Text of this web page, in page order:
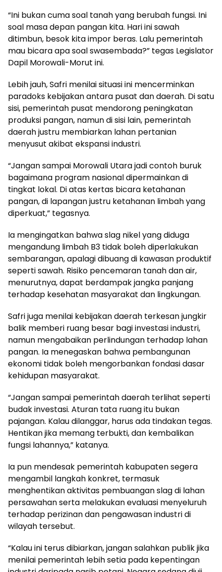
“Ini bukan cuma soal tanah yang berubah fungsi. Ini
soal masa depan pangan kita. Hari ini sawah
ditimbun, besok kita impor beras. Lalu pemerintah
mau bicara apa soal swasembada?” tegas Legislator
Dapil Morowali-Morut ini.
Lebih jauh, Safri menilai situasi ini mencerminkan
paradoks kebijakan antara pusat dan daerah. Di satu
sisi, pemerintah pusat mendorong peningkatan
produksi pangan, namun di sisi lain, pemerintah
daerah justru membiarkan lahan pertanian
menyusut akibat ekspansi industri.
“Jangan sampai Morowali Utara jadi contoh buruk
bagaimana program nasional dipermainkan di
tingkat lokal. Di atas kertas bicara ketahanan
pangan, di lapangan justru ketahanan limbah yang
diperkuat,” tegasnya.
Ia mengingatkan bahwa slag nikel yang diduga
mengandung limbah B3 tidak boleh diperlakukan
sembarangan, apalagi dibuang di kawasan produktif
seperti sawah. Risiko pencemaran tanah dan air,
menurutnya, dapat berdampak jangka panjang
terhadap kesehatan masyarakat dan lingkungan.
Safri juga menilai kebijakan daerah terkesan jungkir
balik memberi ruang besar bagi investasi industri,
namun mengabaikan perlindungan terhadap lahan
pangan. Ia menegaskan bahwa pembangunan
ekonomi tidak boleh mengorbankan fondasi dasar
kehidupan masyarakat.
“Jangan sampai pemerintah daerah terlihat seperti
budak investasi. Aturan tata ruang itu bukan
pajangan. Kalau dilanggar, harus ada tindakan tegas.
Hentikan jika memang terbukti, dan kembalikan
fungsi lahannya,” katanya.
Ia pun mendesak pemerintah kabupaten segera
mengambil langkah konkret, termasuk
menghentikan aktivitas pembuangan slag di lahan
persawahan serta melakukan evaluasi menyeluruh
terhadap perizinan dan pengawasan industri di
wilayah tersebut.
“Kalau ini terus dibiarkan, jangan salahkan publik jika
menilai pemerintah lebih setia pada kepentingan